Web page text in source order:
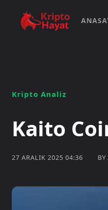
Kripto Analiz
Kaito
27 ARALIK 2025 04:36 BY